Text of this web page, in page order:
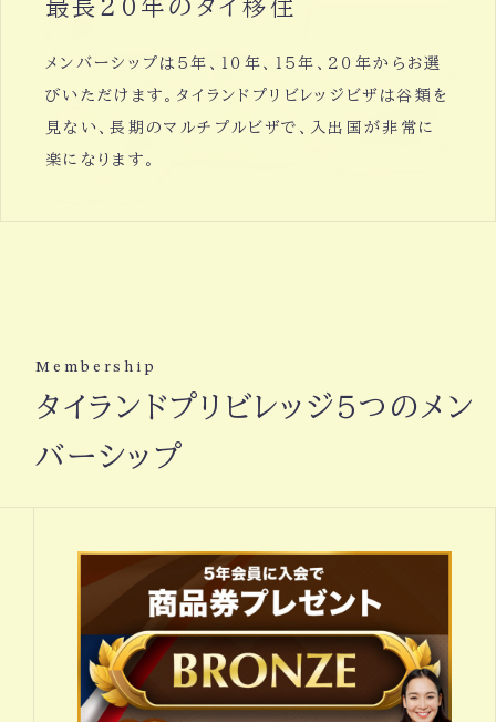
最長２０年のタイ移住
メンバーシップは５年、１０年、１５年、２０年からお選
びいただけます。タイランドプリビレッジビザは谷類を
見ない、長期のマルチプルビザで、入出国が非常に
楽になります。
Membership
タイランドプリビレッジ５つのメン
バーシップ